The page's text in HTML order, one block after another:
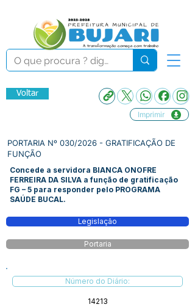
Voltar
Imprimir
PORTARIA Nº 030/2026 - GRATIFICAÇÃO DE
FUNÇÃO
Concede a servidora BIANCA ONOFRE
FERREIRA DA SILVA a função de gratificação
FG – 5 para responder pelo PROGRAMA
SAÚDE BUCAL.
Legislação
Portaria
Número do Diário:
14213